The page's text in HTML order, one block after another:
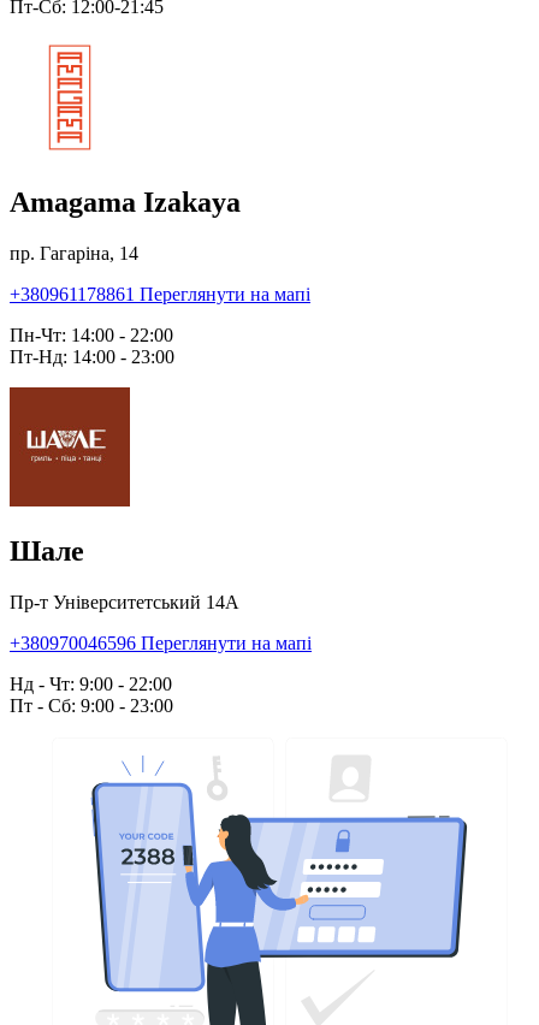
Пт-Сб: 12:00-21:45
Amagama Izakaya
пр. Гагаріна, 14
+380961178861 Переглянути на мапі
Пн-Чт: 14:00 - 22:00
Пт-Нд: 14:00 - 23:00
Шале
Пр-т Університетський 14А
+380970046596 Переглянути на мапі
Нд - Чт: 9:00 - 22:00
Пт - Сб: 9:00 - 23:00